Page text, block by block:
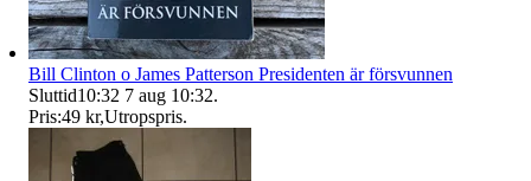
Bill Clinton o James Patterson Presidenten är försvunnen
Sluttid10:32 7 aug 10:32.
Pris:49 kr,Utropspris.